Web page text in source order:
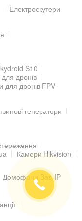
Електроскутери
S10
дронів
для дронів FPV
генератори
Камери Hikvision
Домофони Bas-IP